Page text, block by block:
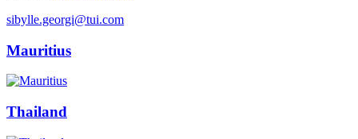
sibylle.georgi@tui.com
Mauritius
Thailand